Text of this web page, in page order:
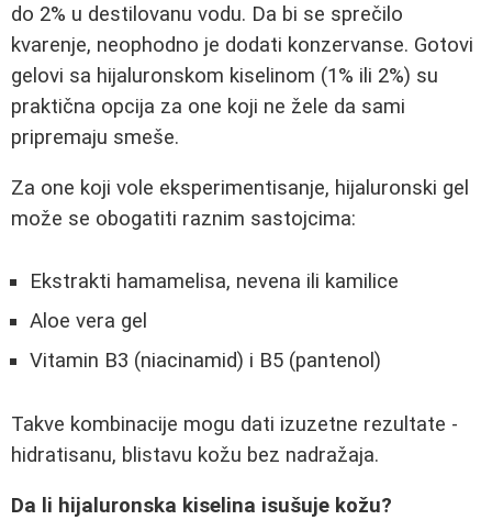
do 2% u destilovanu vodu. Da bi se sprečilo
kvarenje, neophodno je dodati konzervanse. Gotovi
gelovi sa hijaluronskom kiselinom (1% ili 2%) su
praktična opcija za one koji ne žele da sami
pripremaju smeše.
Za one koji vole eksperimentisanje, hijaluronski gel
može se obogatiti raznim sastojcima:
Ekstrakti hamamelisa, nevena ili kamilice
Aloe vera gel
Vitamin B3 (niacinamid) i B5 (pantenol)
Takve kombinacije mogu dati izuzetne rezultate -
hidratisanu, blistavu kožu bez nadražaja.
Da li hijaluronska kiselina isušuje kožu?